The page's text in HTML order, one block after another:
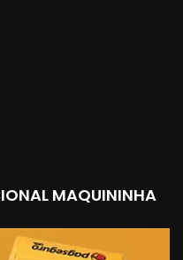
MAQUININHA